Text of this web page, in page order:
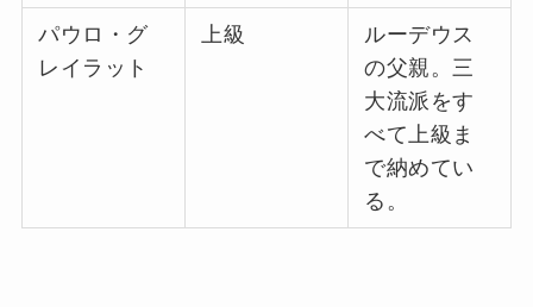
パウロ・グ
レイラット
上級
ルーデウス
の父親。三
大流派をす
べて上級ま
で納めてい
る。